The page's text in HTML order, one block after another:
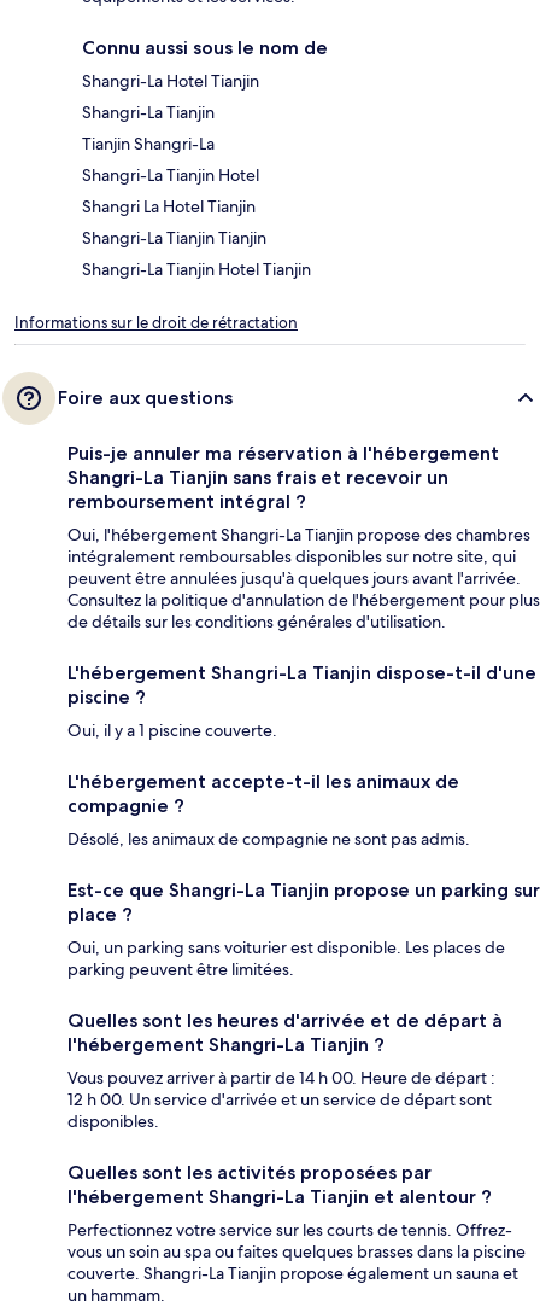
Connu aussi sous le nom de
Shangri-La Hotel Tianjin
Shangri-La Tianjin
Tianjin Shangri-La
Shangri-La Tianjin Hotel
Shangri La Hotel Tianjin
Shangri-La Tianjin Tianjin
Shangri-La Tianjin Hotel Tianjin
Informations sur le droit de rétractation
Foire aux questions
Puis-je annuler ma réservation à l'hébergement
Shangri-La Tianjin sans frais et recevoir un
remboursement intégral ?
Oui, l'hébergement Shangri-La Tianjin propose des chambres
intégralement remboursables disponibles sur notre site, qui
peuvent être annulées jusqu'à quelques jours avant l'arrivée.
Consultez la politique d'annulation de l'hébergement pour plus
de détails sur les conditions générales d'utilisation.
L'hébergement Shangri-La Tianjin dispose-t-il d'une
piscine ?
Oui, il y a 1 piscine couverte.
L'hébergement accepte-t-il les animaux de
compagnie ?
Désolé, les animaux de compagnie ne sont pas admis.
Est-ce que Shangri-La Tianjin propose un parking sur
place ?
Oui, un parking sans voiturier est disponible. Les places de
parking peuvent être limitées.
Quelles sont les heures d'arrivée et de départ à
l'hébergement Shangri-La Tianjin ?
Vous pouvez arriver à partir de 14 h 00. Heure de départ :
12 h 00. Un service d'arrivée et un service de départ sont
disponibles.
Quelles sont les activités proposées par
l'hébergement Shangri-La Tianjin et alentour ?
Perfectionnez votre service sur les courts de tennis. Offrez-
vous un soin au spa ou faites quelques brasses dans la piscine
couverte. Shangri-La Tianjin propose également un sauna et
un hammam.